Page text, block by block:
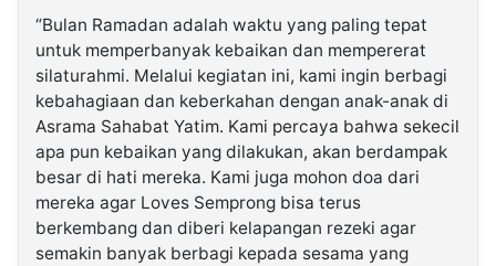
“Bulan Ramadan adalah waktu yang paling tepat
untuk memperbanyak kebaikan dan mempererat
silaturahmi. Melalui kegiatan ini, kami ingin berbagi
kebahagiaan dan keberkahan dengan anak-anak di
Asrama Sahabat Yatim. Kami percaya bahwa sekecil
apa pun kebaikan yang dilakukan, akan berdampak
besar di hati mereka. Kami juga mohon doa dari
mereka agar Loves Semprong bisa terus
berkembang dan diberi kelapangan rezeki agar
semakin banyak berbagi kepada sesama yang